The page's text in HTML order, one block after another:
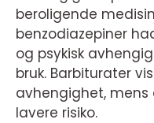
beroligende
benzodiazepiner
og psykisk
bruk. Barbiturater
avhengighet,
lavere risiko.